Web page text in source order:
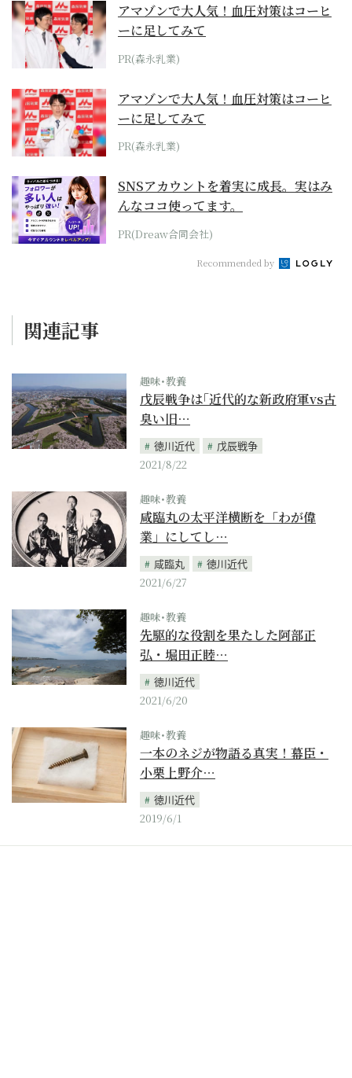
アマゾンで大人気！血圧対策はコーヒ
ーに足してみて
PR(森永乳業)
アマゾンで大人気！血圧対策はコーヒ
ーに足してみて
PR(森永乳業)
SNSアカウントを着実に成長。実はみ
んなココ使ってます。
PR(Dreaw合同会社)
Recommended by
関連記事
趣味･教養
戊辰戦争は｢近代的な新政府軍vs古
臭い旧…
徳川近代
戊辰戦争
2021/8/22
趣味･教養
咸臨丸の太平洋横断を「わが偉
業」にしてし…
咸臨丸
徳川近代
2021/6/27
趣味･教養
先駆的な役割を果たした阿部正
弘・堀田正睦…
徳川近代
2021/6/20
趣味･教養
一本のネジが物語る真実！幕臣・
小栗上野介…
徳川近代
2019/6/1